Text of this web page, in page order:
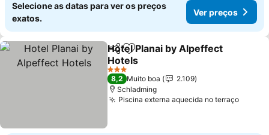
Selecione as datas para ver os preços
exatos.
Ver preços
PartilharAdicionar aos favoritos
Hotel Planai by Alpeffect
Hotels
3 Estrelas
8,2 Muito boa
2.109
Schladming
Piscina externa aquecida no terraço